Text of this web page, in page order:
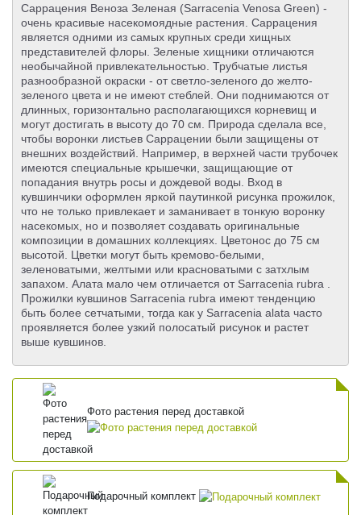
Саррацения Веноза Зеленая (Sarracenia Venosa Green) -
очень красивые насекомоядные растения. Саррацения
является одними из самых крупных среди хищных
представителей флоры. Зеленые хищники отличаются
необычайной привлекательностью. Трубчатые листья
разнообразной окраски - от светло-зеленого до желто-
зеленого цвета и не имеют стеблей. Они поднимаются от
длинных, горизонтально располагающихся корневищ и
могут достигать в высоту до 70 см. Природа сделала все,
чтобы воронки листьев Саррацении были защищены от
внешних воздействий. Например, в верхней части трубочек
имеются специальные крышечки, защищающие от
попадания внутрь росы и дождевой воды. Вход в
кувшинчики оформлен яркой паутинкой рисунка прожилок,
что не только привлекает и заманивает в тонкую воронку
насекомых, но и позволяет создавать оригинальные
композиции в домашних коллекциях. Цветонос до 75 см
высотой. Цветки могут быть кремово-белыми,
зеленоватыми, желтыми или красноватыми c затхлым
запахом. Алата мало чем отличается от Sarracenia rubra .
Прожилки кувшинов Sarracenia rubra имеют тенденцию
быть более сетчатыми, тогда как у Sarracenia alata часто
проявляется более узкий полосатый рисунок и растет
выше кувшинов.
Фото растения перед доставкой
Подарочный комплект